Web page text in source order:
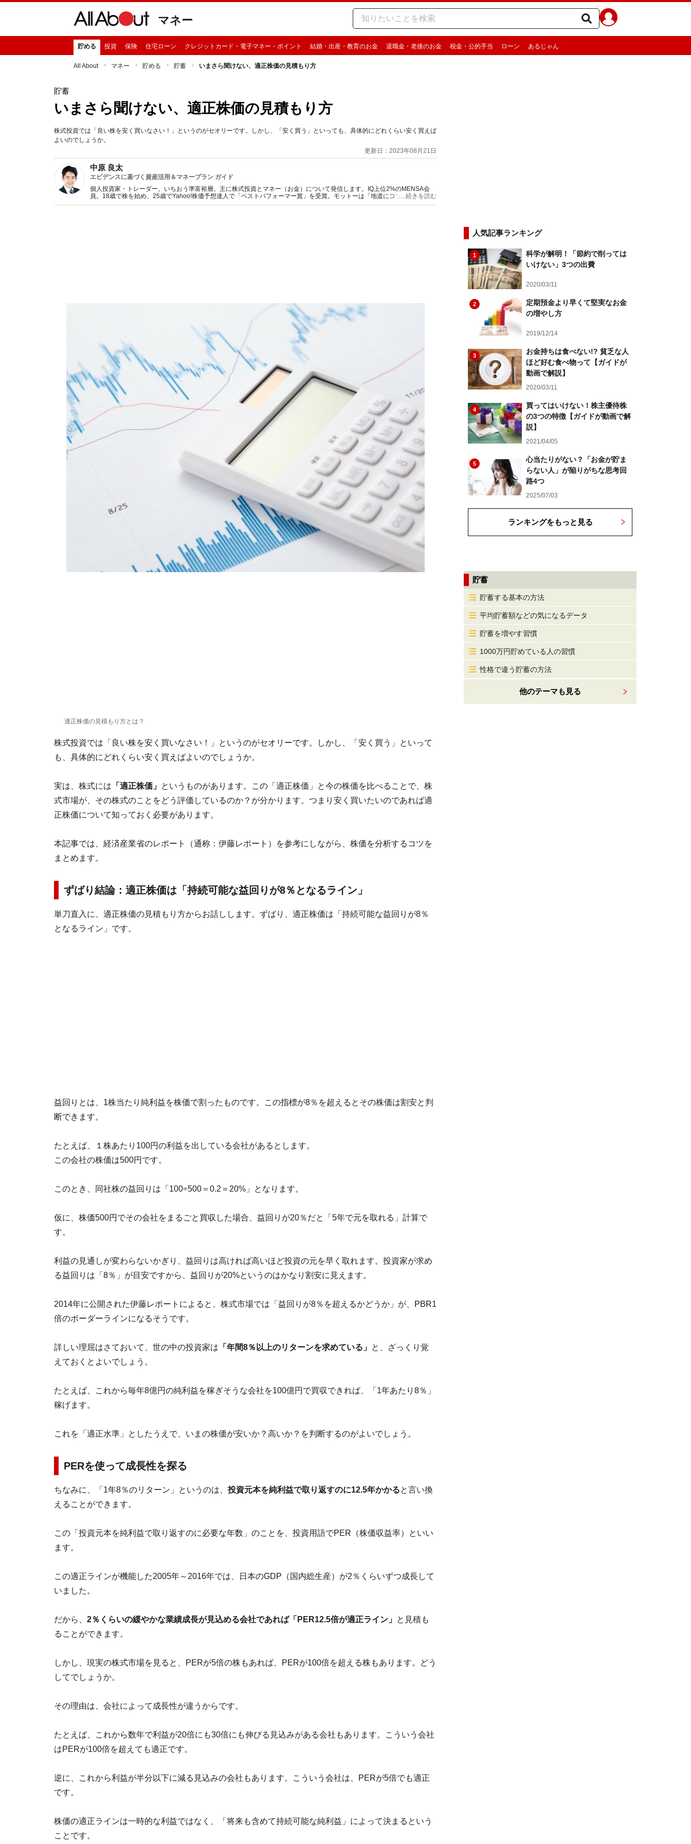
マネー
貯める 投資 保険 住宅ローン クレジットカード・電子マネー・ポイント 結婚・出産・教育のお金 退職金・老後のお金 税金・公的手当 ローン あるじゃん
All About マネー 貯める 貯蓄 いまさら聞けない、適正株価の見積もり方
貯蓄
いまさら聞けない、適正株価の見積もり方
株式投資では「良い株を安く買いなさい！」というのがセオリーです。しかし、「安く買う」といっても、具体的にどれくらい安く買えば
よいのでしょうか。
更新日：2023年08月21日
中原 良太
エビデンスに基づく資産活用＆マネープラン ガイド
個人投資家・トレーダー。いちおう準富裕層。主に株式投資とマネー（お金）について発信します。IQ上位2%のMENSA会
員。18歳で株を始め、25歳でYahoo!株価予想達人で「ベストパフォーマー賞」を受賞。モットーは「地道にコツコツ」。メ
ルマガ『株式予報』を毎日発行。年間300万通以上を配信。ルービックキューブ大好き。
...続きを読む
適正株価の見積もり方とは？
株式投資では「良い株を安く買いなさい！」というのがセオリーです。しかし、「安く買う」といって
も、具体的にどれくらい安く買えばよいのでしょうか。
実は、株式には 「適正株価」 というものがあります。この「適正株価」と今の株価を比べることで、株
式市場が、その株式のことをどう評価しているのか？が分かります。つまり安く買いたいのであれば適
正株価について知っておく必要があります。
本記事では、経済産業省のレポート（通称：伊藤レポート）を参考にしながら、株価を分析するコツを
まとめます。
ずばり結論：適正株価は「持続可能な益回りが8％となるライン」
単刀直入に、適正株価の見積もり方からお話しします。ずばり、適正株価は「持続可能な益回りが8％
となるライン」です。
益回りとは、1株当たり純利益を株価で割ったものです。この指標が8％を超えるとその株価は割安と判
断できます。
たとえば、１株あたり100円の利益を出している会社があるとします。
この会社の株価は500円です。
このとき、同社株の益回りは「100÷500＝0.2＝20%」となります。
仮に、株価500円でその会社をまるごと買収した場合、益回りが20％だと「5年で元を取れる」計算で
す。
利益の見通しが変わらないかぎり、益回りは高ければ高いほど投資の元を早く取れます。投資家が求め
る益回りは「8％」が目安ですから、益回りが20%というのはかなり割安に見えます。
2014年に公開された伊藤レポートによると、株式市場では「益回りが8％を超えるかどうか」が、PBR1
倍のボーダーラインになるそうです。
詳しい理屈はさておいて、世の中の投資家は 「年間8％以上のリターンを求めている」 と、ざっくり覚
えておくとよいでしょう。
たとえば、これから毎年8億円の純利益を稼ぎそうな会社を100億円で買収できれば、「1年あたり8％」
稼げます。
これを「適正水準」としたうえで、いまの株価が安いか？高いか？を判断するのがよいでしょう。
PERを使って成長性を探る
ちなみに、「1年8％のリターン」というのは、 投資元本を純利益で取り返すのに12.5年かかると言い換
えることができます。
この「投資元本を純利益で取り返すのに必要な年数」のことを、投資用語でPER（株価収益率）といい
ます。
この適正ラインが機能した2005年～2016年では、日本のGDP（国内総生産）が2％くらいずつ成長して
いました。
だから、 2％くらいの緩やかな業績成長が見込める会社であれば「PER12.5倍が適正ライン」 と見積も
ることができます。
しかし、現実の株式市場を見ると、PERが5倍の株もあれば、PERが100倍を超える株もあります。どう
してでしょうか。
その理由は、会社によって成長性が違うからです。
たとえば、これから数年で利益が20倍にも30倍にも伸びる見込みがある会社もあります。こういう会社
はPERが100倍を超えても適正です。
逆に、これから利益が半分以下に減る見込みの会社もあります。こういう会社は、PERが5倍でも適正
です。
株価の適正ラインは一時的な利益ではなく、「将来も含めて持続可能な純利益」によって決まるという
ことです。
人気記事ランキング
1
科学が解明！「節約で削っては
いけない」3つの出費
2020/03/11
2
定期預金より早くて堅実なお金
の増やし方
2019/12/14
3
お金持ちは食べない!? 貧乏な人
ほど好む食べ物って【ガイドが
動画で解説】
2020/03/11
4
買ってはいけない！株主優待株
の3つの特徴【ガイドが動画で解
説】
2021/04/05
5
心当たりがない？「お金が貯ま
らない人」が陥りがちな思考回
路4つ
2025/07/03
ランキングをもっと見る
貯蓄
貯蓄する基本の方法
平均貯蓄額などの気になるデータ
貯蓄を増やす習慣
1000万円貯めている人の習慣
性格で違う貯蓄の方法
他のテーマも見る